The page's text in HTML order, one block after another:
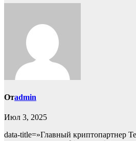
Отadmin
Июл 3, 2025
data-title=»Главный криптопартнер